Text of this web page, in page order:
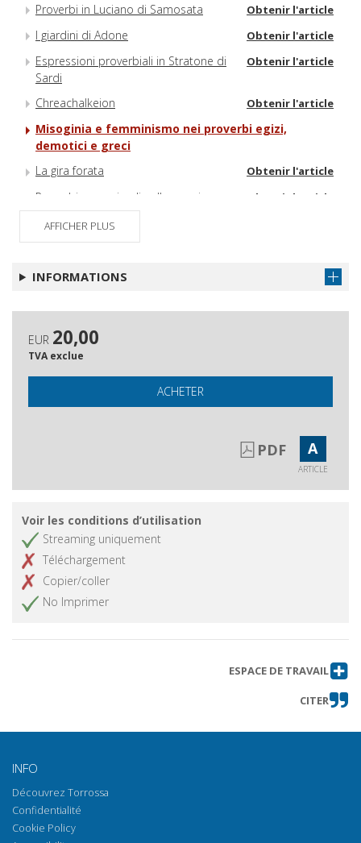
Proverbi in Luciano di Samosata Obtenir l'article
I giardini di Adone Obtenir l'article
Espressioni proverbiali in Stratone di
Sardi
Obtenir l'article
Chreachalkeion Obtenir l'article
Misoginia e femminismo nei proverbi egizi,
demotici e greci
La gira forata
Obtenir l'article
Proverbi con animali nella poesia
greca
Obtenir l'article
Postfazione
Obtenir l'article
AFFICHER PLUS
INFORMATIONS
EUR 20,00
TVA exclue
ACHETER
PDF A
ARTICLE
Voir les conditions d’utilisation
Streaming uniquement
Téléchargement
Copier/coller
No Imprimer
ESPACE DE TRAVAIL
CITER
INFO
Découvrez Torrossa
Confidentialité
Cookie Policy